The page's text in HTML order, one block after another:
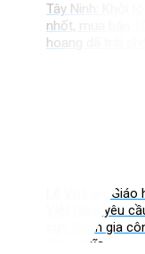
Tây Ninh: Khởi
nhốt, mua bán
hoang dã trái
Lễ Vu Lan:
Việt Nam yêu
cực tham gia
đáp nghĩa